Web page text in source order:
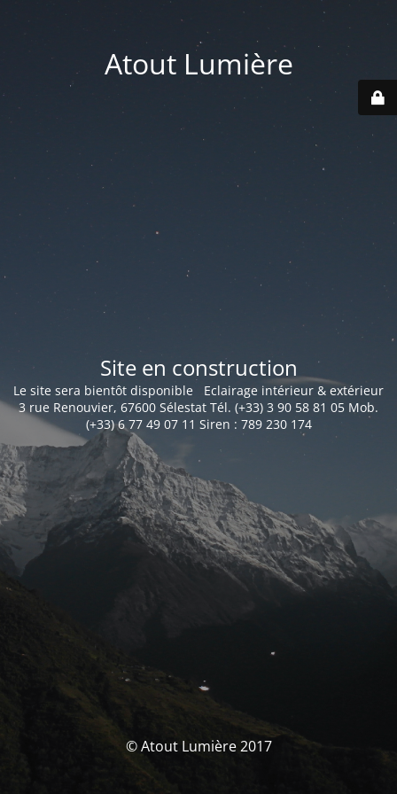
Atout Lumière
Site en construction
Le site sera bientôt disponible Eclairage intérieur & extérieur
3 rue Renouvier, 67600 Sélestat Tél. (+33) 3 90 58 81 05 Mob.
(+33) 6 77 49 07 11 Siren : 789 230 174
© Atout Lumière 2017